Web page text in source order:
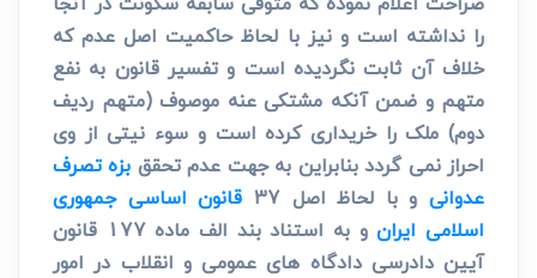
را نداشته است و نیز با لحاظ حاکمیت اصل عدم که
خلاف آن ثابت نگردیده است و تفسیر قانون به نفع
متهم و ضمن آنکه مشتکی عنه موصوف (متهم ردیف
دوم) ملک را خریداری کرده است و سوء نیتی از وی
احراز نمی گردد بنابراین به جهت عدم تحقق بزه تصرف
عدوانی و با لحاظ اصل 37
قانون اساسی جمهوری
اسلامی ایران
و به استناد بند الف ماده 177 قانون
آیین دادرسی دادگاه های عمومی و انقلاب در امور